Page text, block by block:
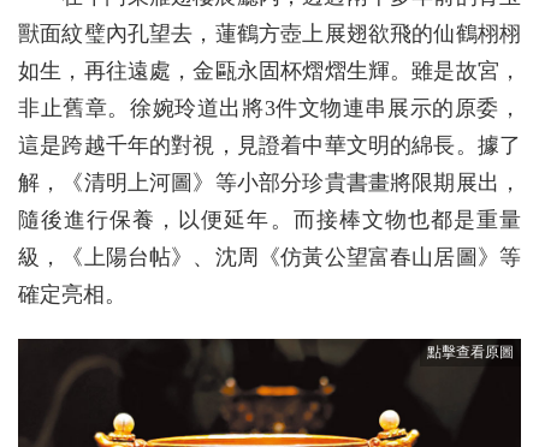
獸面紋璧內孔望去，蓮鶴方壺上展翅欲飛的仙鶴栩栩
如生，再往遠處，金甌永固杯熠熠生輝。雖是故宮，
非止舊章。徐婉玲道出將3件文物連串展示的原委，
這是跨越千年的對視，見證着中華文明的綿長。據了
解，《清明上河圖》等小部分珍貴書畫將限期展出，
隨後進行保養，以便延年。而接棒文物也都是重量
級，《上陽台帖》、沈周《仿黃公望富春山居圖》等
確定亮相。